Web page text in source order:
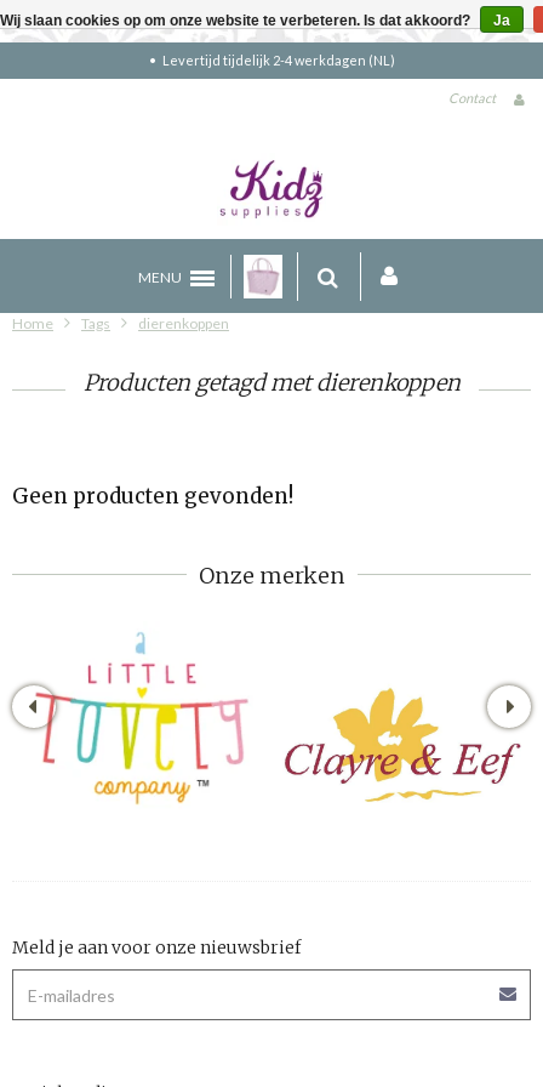
Levertijd tijdelijk 2-4 werkdagen (NL)
Contact
MENU
Home Tags dierenkoppen
Producten getagd met dierenkoppen
Geen producten gevonden!
Onze merken
Meld je aan voor onze nieuwsbrief
Wij slaan cookies op om onze website te verbeteren. Is dat akkoord? Ja